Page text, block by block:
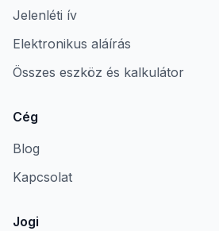
Jelenléti ív
Elektronikus aláírás
Összes eszköz és kalkulátor
Cég
Blog
Kapcsolat
Jogi